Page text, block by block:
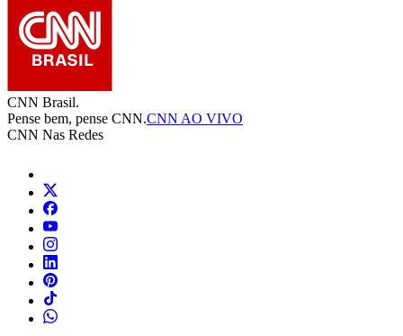
CNN Brasil.
Pense bem, pense CNN.CNN AO VIVO
CNN Nas Redes